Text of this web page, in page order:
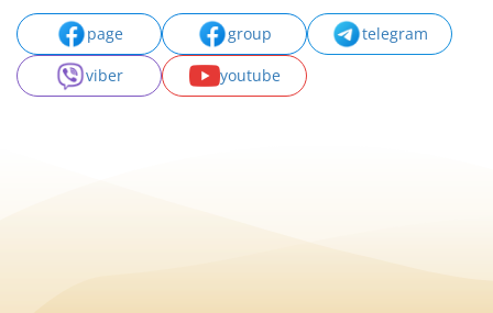
page group
telegram
viber
youtube